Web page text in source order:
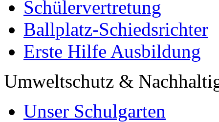
Schülervertretung
Ballplatz-Schiedsrichter
Erste Hilfe Ausbildung
Umweltschutz &
Unser Schulgarten